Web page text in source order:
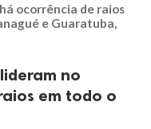
ocorrência de raios
e Guaratuba,
no
em todo o